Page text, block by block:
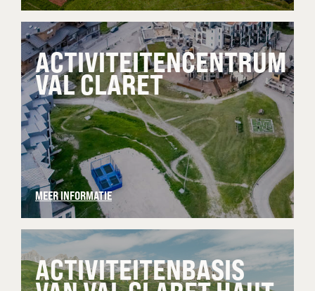
ACTIVITEITENCENTRUM
VAL CLARET
MEER INFORMATIE
ACTIVITEITENBASIS